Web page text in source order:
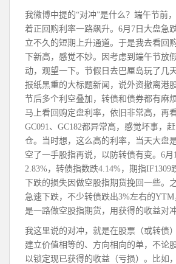
我微博中提的“对冲”是什么？端午节前
着正回购利率一路飙升。6月7日大盘急
立不久的短期上升通道。于是我去看回
下新高，感觉不妙。因考虑到端午节放
动，观望一下。节假日去巴厘岛玩了几
报纸黑重的大标题新闻，说外资撤离港
节后多个利空叠加，转债和债券都有麻
马上看回购定盘利率，依旧非常高，再看
GC091、GC182都异常高，感觉坏事，
仓。当时想，这么高的利率，当天大盘
空了一手股指再说，以防转债有变。6月
2.83%，转债指数跌4.14%，期指IF1309
下跌的损失因做空股指期货挽回一些。
急速下跌，不少转债跌出3%左右的
是一路做空股指期货，用获得的收益对
我这里说的对冲，就是在股票（或转债
建立价值相等的、方向相向的单，不论
以锁定现已获得的收益（亏损）。比如